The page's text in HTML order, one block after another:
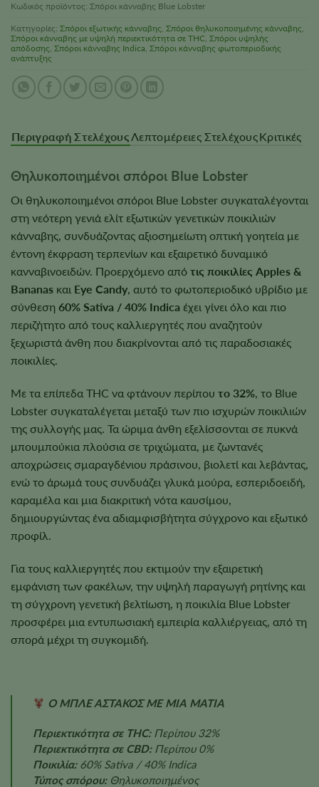
Κωδικός προϊόντος: Σπόροι κάνναβης Blue Lobster
Κατηγορίες: Σπόροι εξωτικής κάνναβης, Σπόροι θηλυκοποιημένης κάνναβης,
Σπόροι κάνναβης με υψηλή περιεκτικότητα σε THC, Σπόροι υψηλής
απόδοσης, Σπόροι κάνναβης Indica, Σπόροι κάνναβης φωτοπεριοδικής
ανάπτυξης
Περιγραφή Στελέχους Λεπτομέρειες ΣτελέχουςΚριτικές
Θηλυκοποιημένοι σπόροι Blue Lobster
Οι θηλυκοποιημένοι σπόροι Blue Lobster συγκαταλέγονται
στη νεότερη γενιά ελίτ εξωτικών γενετικών ποικιλιών
κάνναβης, συνδυάζοντας αξιοσημείωτη οπτική γοητεία με
έντονη έκφραση τερπενίων και εξαιρετικό δυναμικό
κανναβινοειδών. Προερχόμενο από τις ποικιλίες Apples &
Bananas και Eye Candy, αυτό το φωτοπεριοδικό υβρίδιο με
σύνθεση 60% Sativa / 40% Indica έχει γίνει όλο και πιο
περιζήτητο από τους καλλιεργητές που αναζητούν
ξεχωριστά άνθη που διακρίνονται από τις παραδοσιακές
ποικιλίες.
Με τα επίπεδα THC να φτάνουν περίπου το 32%, το Blue
Lobster συγκαταλέγεται μεταξύ των πιο ισχυρών ποικιλιών
της συλλογής μας. Τα ώριμα άνθη εξελίσσονται σε πυκνά
μπουμπούκια πλούσια σε τριχώματα, με ζωντανές
αποχρώσεις σμαραγδένιου πράσινου, βιολετί και λεβάντας,
ενώ το άρωμά τους συνδυάζει γλυκά μούρα, εσπεριδοειδή,
καραμέλα και μια διακριτική νότα καυσίμου,
δημιουργώντας ένα αδιαμφισβήτητα σύγχρονο και εξωτικό
προφίλ.
Για τους καλλιεργητές που εκτιμούν την εξαιρετική
εμφάνιση των φακέλων, την υψηλή παραγωγή ρητίνης και
τη σύγχρονη γενετική βελτίωση, η ποικιλία Blue Lobster
προσφέρει μια εντυπωσιακή εμπειρία καλλιέργειας, από τη
σπορά μέχρι τη συγκομιδή.
Ο ΜΠΛΕ ΑΣΤΑΚΟΣ ΜΕ ΜΙΑ ΜΑΤΙΑ
Περιεκτικότητα σε THC:Περίπου 32%
Περιεκτικότητα σε CBD:Περίπου 0%
Ποικιλία:60% Sativa / 40% Indica
Τύπος σπόρου:Θηλυκοποιημένος